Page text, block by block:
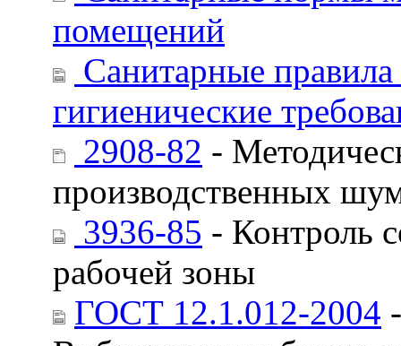
помещений
Санитарные
гигиенические
2908-82 -
производственных
3936-85 - Контроль
рабочей зоны
ГОСТ 12.1.012-2004